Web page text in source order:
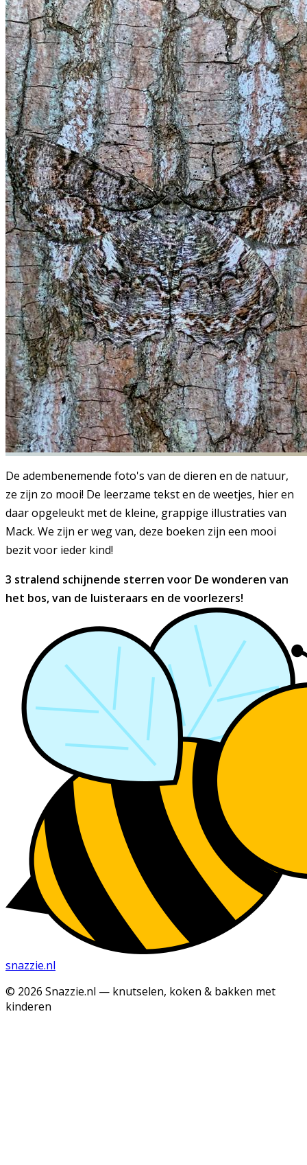
De adembenemende foto's van de dieren en de natuur,
ze zijn zo mooi! De leerzame tekst en de weetjes, hier en
daar opgeleukt met de kleine, grappige illustraties van
Mack. We zijn er weg van, deze boeken zijn een mooi
bezit voor ieder kind!
3 stralend schijnende sterren voor De wonderen van
het bos, van de luisteraars en de voorlezers!
snazzie.nl
© 2026 Snazzie.nl — knutselen, koken & bakken met
kinderen